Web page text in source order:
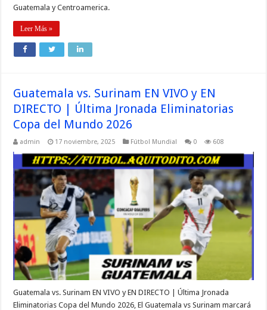
Guatemala y Centroamerica.
Leer Más »
Guatemala vs. Surinam EN VIVO y EN
DIRECTO | Última Jronada Eliminatorias
Copa del Mundo 2026
admin 17 noviembre, 2025 Fútbol Mundial 0 608
Guatemala vs. Surinam EN VIVO y EN DIRECTO | Última Jronada
Eliminatorias Copa del Mundo 2026, El Guatemala vs Surinam marcará